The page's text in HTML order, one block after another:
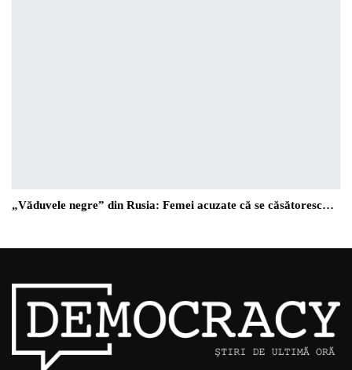
„Văduvele negre” din Rusia: Femei acuzate că se căsătoresc…